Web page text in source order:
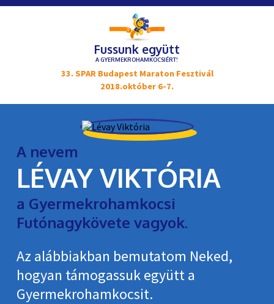
Fussunk együtt
A GYERMEKROHAMKOCSIÉRT!
33. SPAR Budapest Maraton Fesztivál
2018.október 6-7.
A nevem
LÉVAY VIKTÓRIA
a Gyermekrohamkocsi
Futónagykövete vagyok.
Az alábbiakban bemutatom Neked,
hogyan támogassuk együtt a
Gyermekroham­kocsit.